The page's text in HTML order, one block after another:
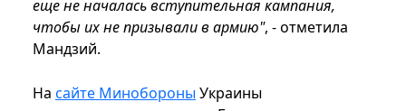
еще не началась вступительная кампания,
чтобы их не призывали в армию", - отметила
Мандзий.
На сайте Минобороны Украины